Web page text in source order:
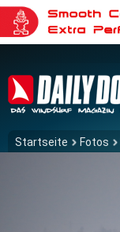
Startseite Fotos